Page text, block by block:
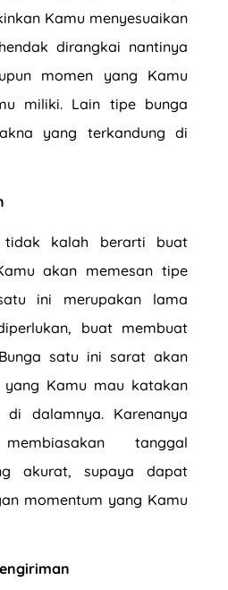
Kamu menyesuaikan
dirangkai nantinya
momen yang Kamu
miliki. Lain tipe bunga
yang terkandung di
tidak kalah berarti buat
akan memesan tipe
ini merupakan lama
buat membuat
satu ini sarat akan
Kamu mau katakan
di dalamnya. Karenanya
tanggal
akurat, supaya dapat
momentum yang Kamu